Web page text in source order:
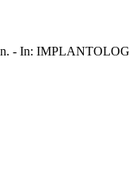
- In: